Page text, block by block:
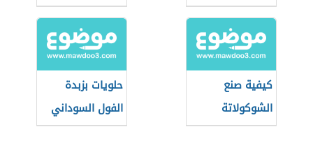
كيفية صنع
الشوكولاتة
حلويات بزبدة
الفول السوداني